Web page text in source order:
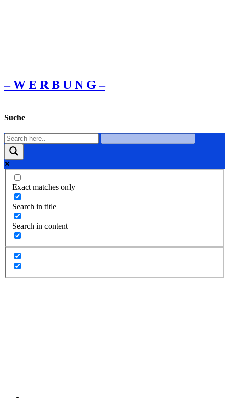
– W Ε R Β U Ν G –
Suche
Exact matches only
Search in title
Search in content